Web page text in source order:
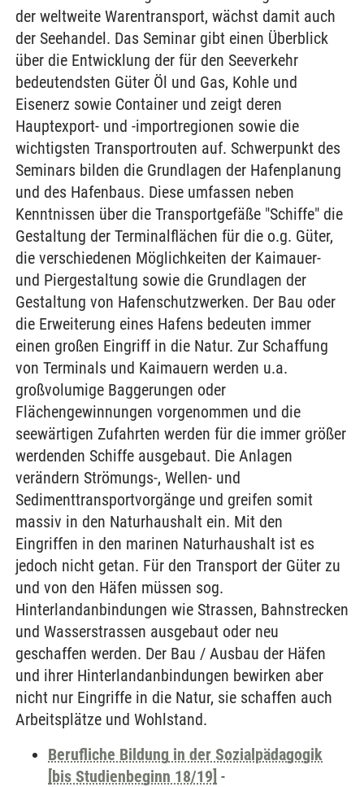
der weltweite Warentransport, wächst damit auch
der Seehandel. Das Seminar gibt einen Überblick
über die Entwicklung der für den Seeverkehr
bedeutendsten Güter Öl und Gas, Kohle und
Eisenerz sowie Container und zeigt deren
Hauptexport- und -importregionen sowie die
wichtigsten Transportrouten auf. Schwerpunkt des
Seminars bilden die Grundlagen der Hafenplanung
und des Hafenbaus. Diese umfassen neben
Kenntnissen über die Transportgefäße "Schiffe" die
Gestaltung der Terminalflächen für die o.g. Güter,
die verschiedenen Möglichkeiten der Kaimauer-
und Piergestaltung sowie die Grundlagen der
Gestaltung von Hafenschutzwerken. Der Bau oder
die Erweiterung eines Hafens bedeuten immer
einen großen Eingriff in die Natur. Zur Schaffung
von Terminals und Kaimauern werden u.a.
großvolumige Baggerungen oder
Flächengewinnungen vorgenommen und die
seewärtigen Zufahrten werden für die immer größer
werdenden Schiffe ausgebaut. Die Anlagen
verändern Strömungs-, Wellen- und
Sedimenttransportvorgänge und greifen somit
massiv in den Naturhaushalt ein. Mit den
Eingriffen in den marinen Naturhaushalt ist es
jedoch nicht getan. Für den Transport der Güter zu
und von den Häfen müssen sog.
Hinterlandanbindungen wie Strassen, Bahnstrecken
und Wasserstrassen ausgebaut oder neu
geschaffen werden. Der Bau / Ausbau der Häfen
und ihrer Hinterlandanbindungen bewirken aber
nicht nur Eingriffe in die Natur, sie schaffen auch
Arbeitsplätze und Wohlstand.
Berufliche Bildung in der Sozialpädagogik
[bis Studienbeginn 18/19] -